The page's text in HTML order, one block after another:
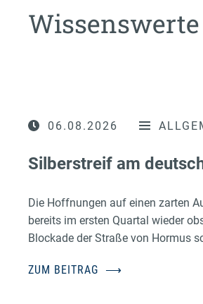
06.08.2026
Silberstreif am
Die Hoffnungen auf einen zarten
bereits im ersten Quartal wieder
Blockade der Straße von Hormus
ZUM BEITRAG ⟶